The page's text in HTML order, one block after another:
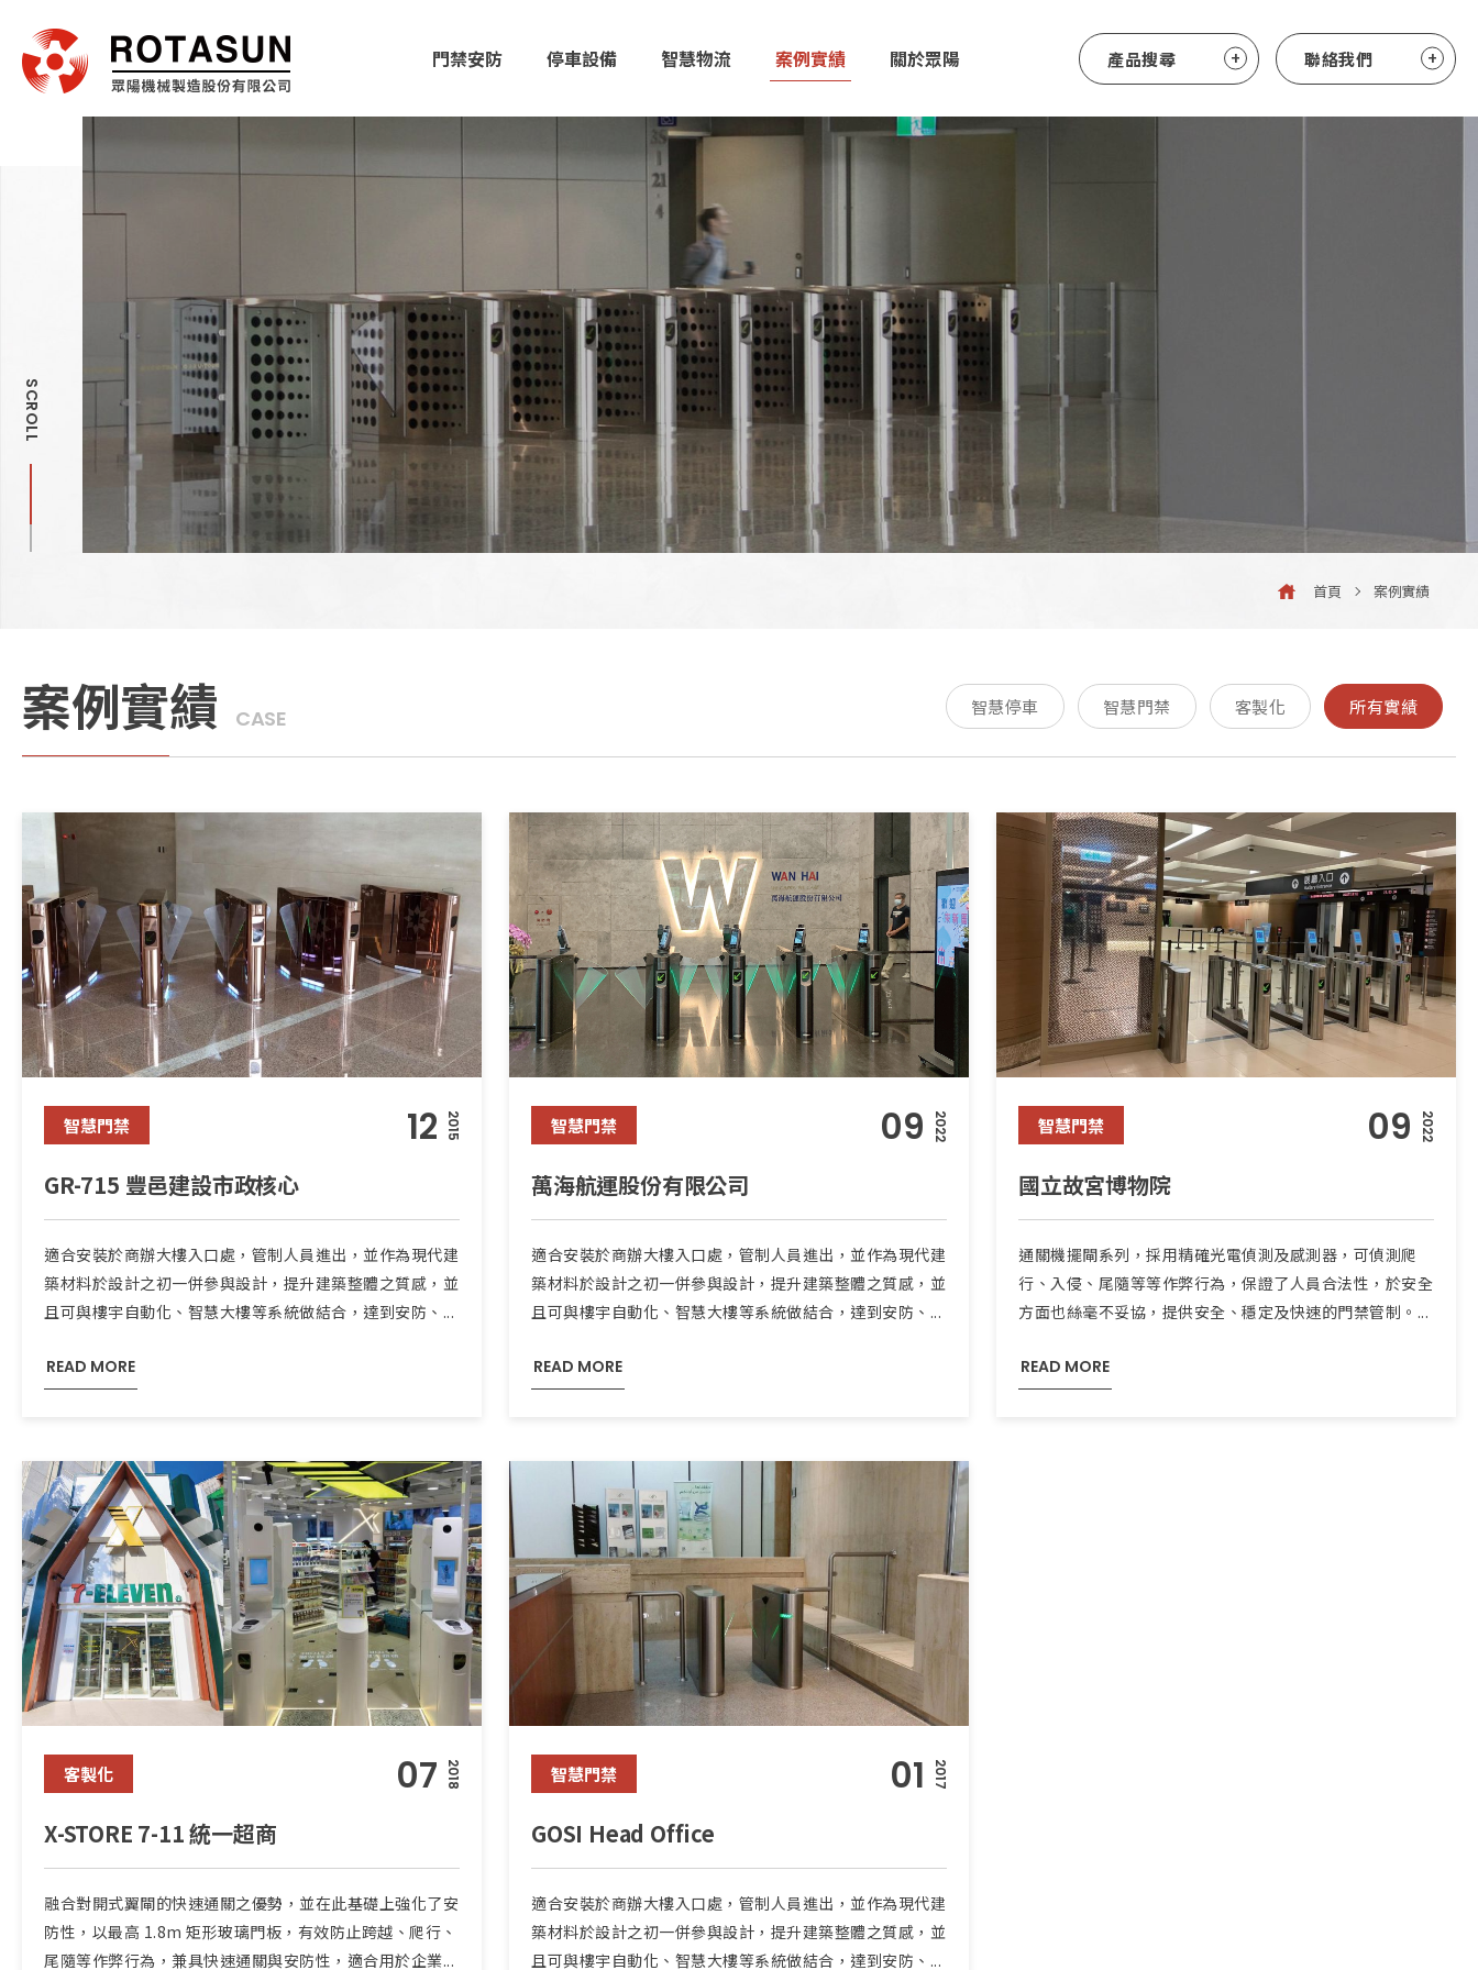
門禁安防 停車設備 智慧物流 案例實績 關於眾陽 產品搜尋 聯絡我們
首頁 案例實績
SCROLL
案例實績 CASE 智慧停車 智慧門禁 客製化 所有實績
智慧門禁 12 2015
GR-715 豐邑建設市政核心
適合安裝於商辦大樓入口處，管制人員進出，並作為現代建
築材料於設計之初一併參與設計，提升建築整體之質感，並
且可與樓宇自動化、智慧大樓等系統做結合，達到安防、...
READ MORE
智慧門禁 09 2022
萬海航運股份有限公司
適合安裝於商辦大樓入口處，管制人員進出，並作為現代建
築材料於設計之初一併參與設計，提升建築整體之質感，並
且可與樓宇自動化、智慧大樓等系統做結合，達到安防、...
READ MORE
智慧門禁 09 2022
國立故宮博物院
通關機擺閘系列，採用精確光電偵測及感測器，可偵測爬
行、入侵、尾隨等等作弊行為，保證了人員合法性，於安全
方面也絲毫不妥協，提供安全、穩定及快速的門禁管制。...
READ MORE
客製化 07 2018
X-STORE 7-11 統一超商
融合對開式翼閘的快速通關之優勢，並在此基礎上強化了安
防性，以最高 1.8m 矩形玻璃門板，有效防止跨越、爬行、
尾隨等作弊行為，兼具快速通關與安防性，適合用於企業...
智慧門禁 01 2017
GOSI Head Office
適合安裝於商辦大樓入口處，管制人員進出，並作為現代建
築材料於設計之初一併參與設計，提升建築整體之質感，並
且可與樓宇自動化、智慧大樓等系統做結合，達到安防、...